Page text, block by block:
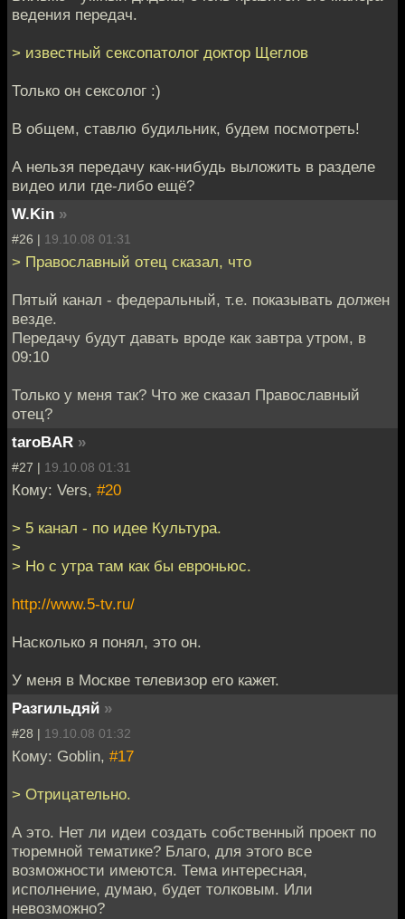
ведения передач.
> известный сексопатолог доктор Щеглов
Только он сексолог :)
В общем, ставлю будильник, будем посмотреть!
А нельзя передачу как-нибудь выложить в разделе
видео или где-либо ещё?
W.Kin »
#26 | 19.10.08 01:31
> Православный отец сказал, что
Пятый канал - федеральный, т.е. показывать должен
везде.
Передачу будут давать вроде как завтра утром, в
09:10
Только у меня так? Что же сказал Православный
отец?
taroBAR »
#27 | 19.10.08 01:31
Кому: Vers, #20
> 5 канал - по идее Культура.
>
> Но с утра там как бы евроньюс.
http://www.5-tv.ru/
Насколько я понял, это он.
У меня в Москве телевизор его кажет.
Разгильдяй »
#28 | 19.10.08 01:32
Кому: Goblin, #17
> Отрицательно.
А это. Нет ли идеи создать собственный проект по
тюремной тематике? Благо, для этого все
возможности имеются. Тема интересная,
исполнение, думаю, будет толковым. Или
невозможно?